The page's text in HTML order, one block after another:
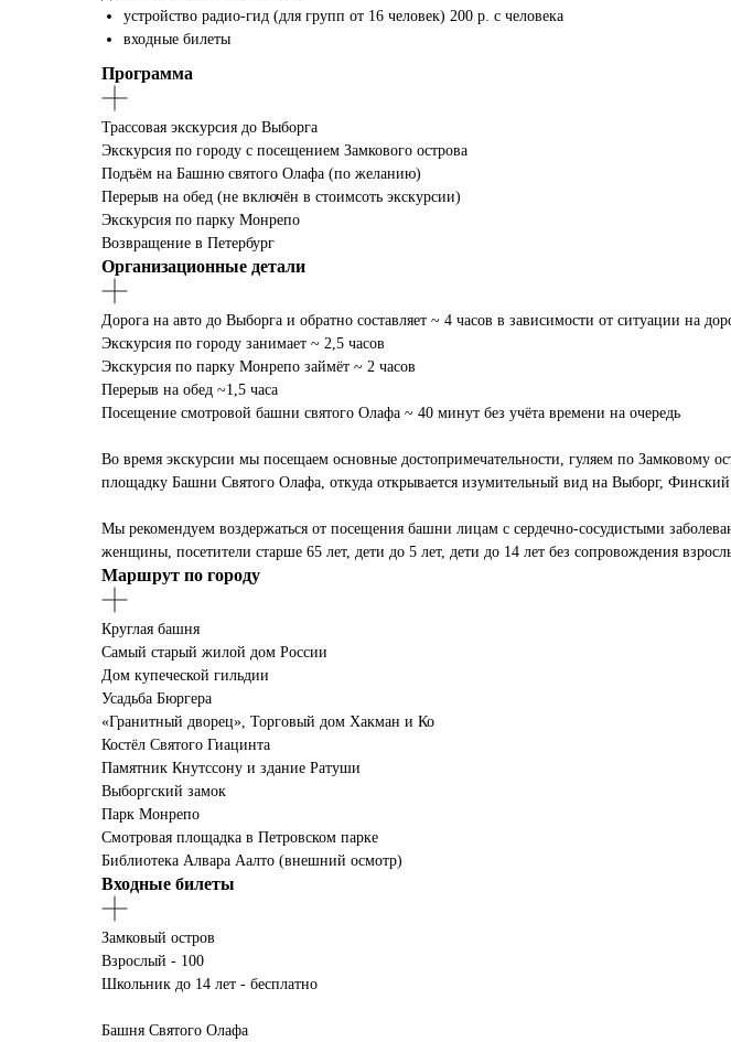
устройство радио-гид (для групп от 16 человек) 200 р. с человека
входные билеты
Программа
Трассовая экскурсия до Выборга
Экскурсия по городу с посещением Замкового острова
Подъём на Башню святого Олафа (по желанию)
Перерыв на обед (не включён в стоимсоть экскурсии)
Экскурсия по парку Монрепо
Возвращение в Петербург
Организационные детали
Дорога на авто до Выборга и обратно составляет ~ 4 часов в зависимости от ситуации на
Экскурсия по городу занимает ~ 2,5 часов
Экскурсия по парку Монрепо займёт ~ 2 часов
Перерыв на обед ~1,5 часа
Посещение смотровой башни святого Олафа ~ 40 минут без учёта времени на очередь
Во время экскурсии мы посещаем основные достопримечательности, гуляем по
площадку Башни Святого Олафа, откуда открывается изумительный вид на Выборг, Финский
Мы рекомендуем воздержаться от посещения башни лицам с сердечно-сосудистыми
женщины, посетители старше 65 лет, дети до 5 лет, дети до 14 лет без сопровождения
Маршрут по городу
Круглая башня
Самый старый жилой дом России
Дом купеческой гильдии
Усадьба Бюргера
«Гранитный дворец», Торговый дом Хакман и Ко
Костёл Святого Гиацинта
Памятник Кнутссону и здание Ратуши
Выборгский замок
Парк Монрепо
Смотровая площадка в Петровском парке
Библиотека Алвара Аалто (внешний осмотр)
Входные билеты
Замковый остров
Взрослый - 100
Школьник до 14 лет - бесплатно
Башня Святого Олафа